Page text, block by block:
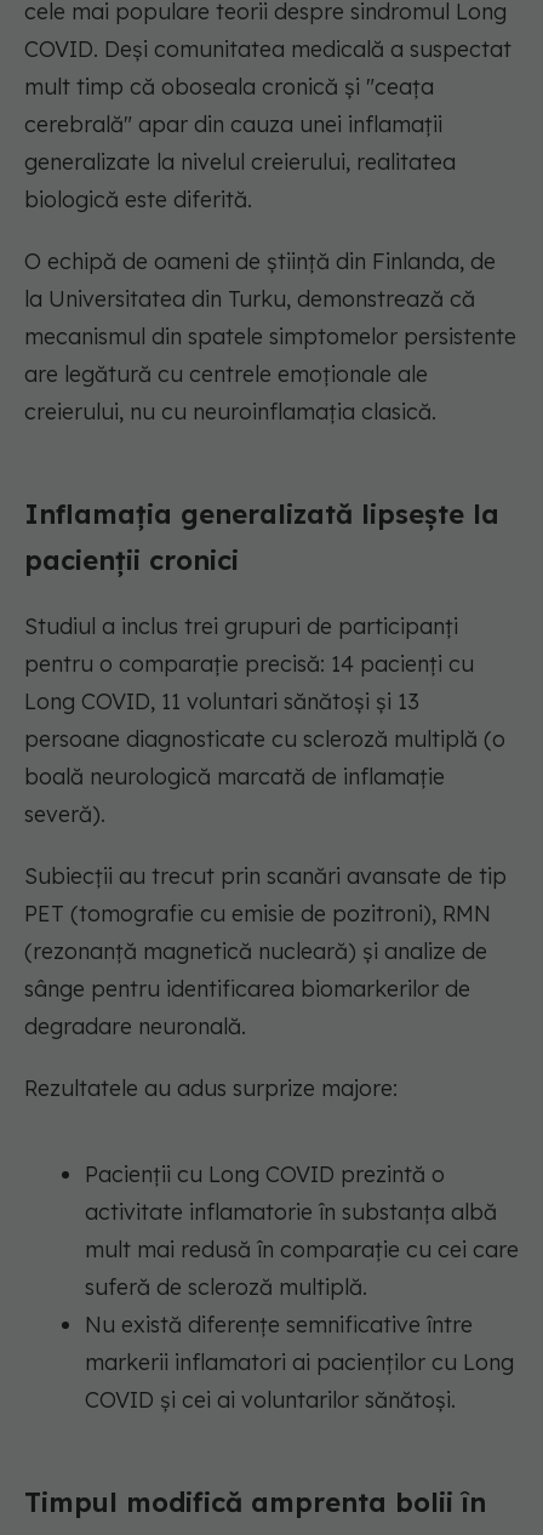
cele mai populare teorii despre sindromul Long
COVID. Deși comunitatea medicală a suspectat
mult timp că oboseala cronică și "ceața
cerebrală" apar din cauza unei inflamații
generalizate la nivelul creierului, realitatea
biologică este diferită.
O echipă de oameni de știință din Finlanda, de
la Universitatea din Turku, demonstrează că
mecanismul din spatele simptomelor persistente
are legătură cu centrele emoționale ale
creierului, nu cu neuroinflamația clasică.
Inflamația generalizată lipsește la
pacienții cronici
Studiul a inclus trei grupuri de participanți
pentru o comparație precisă: 14 pacienți cu
Long COVID, 11 voluntari sănătoși și 13
persoane diagnosticate cu scleroză multiplă (o
boală neurologică marcată de inflamație
severă).
Subiecții au trecut prin scanări avansate de tip
PET (tomografie cu emisie de pozitroni), RMN
(rezonanță magnetică nucleară) și analize de
sânge pentru identificarea biomarkerilor de
degradare neuronală.
Rezultatele au adus surprize majore:
Pacienții cu Long COVID prezintă o
activitate inflamatorie în substanța albă
mult mai redusă în comparație cu cei care
suferă de scleroză multiplă.
Nu există diferențe semnificative între
markerii inflamatori ai pacienților cu Long
COVID și cei ai voluntarilor sănătoși.
Timpul modifică amprenta bolii în